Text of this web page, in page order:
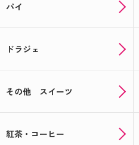
パイ
ドラジェ
その他 スイーツ
紅茶・コーヒー